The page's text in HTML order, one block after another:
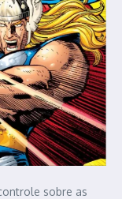
sobre as